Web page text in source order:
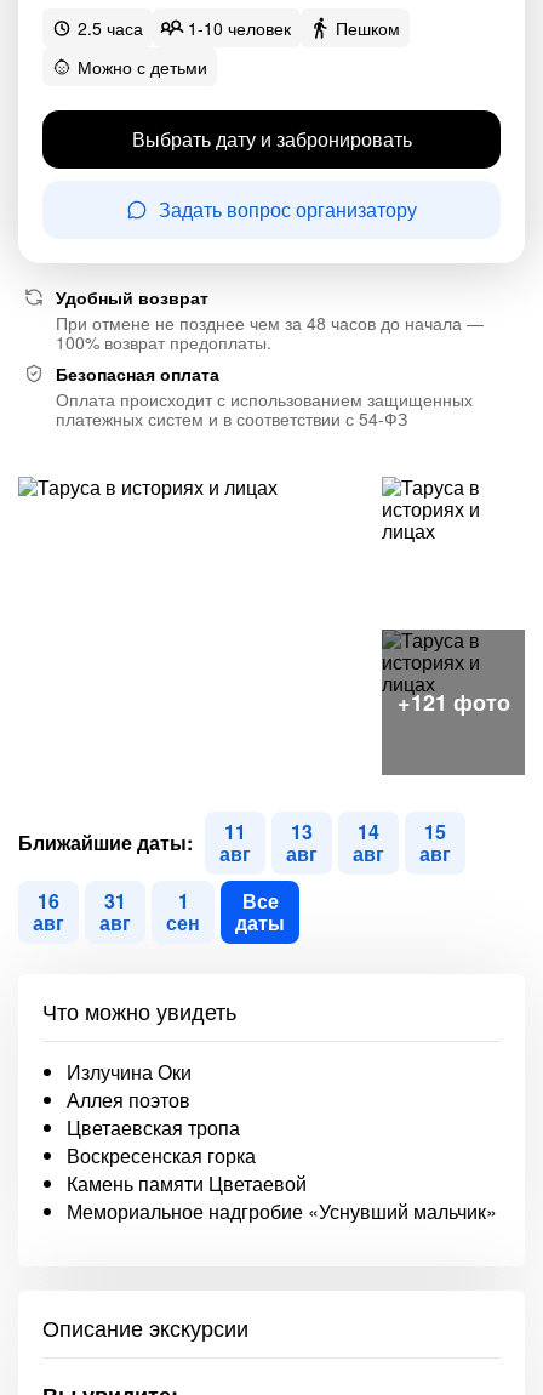
2.5 часа 1-10 человек
Пешком
Можно с детьми
Выбрать дату и забронировать
Задать вопрос организатору
Удобный возврат
При отмене не позднее чем за 48 часов до начала —
100% возврат предоплаты.
Безопасная оплата
Оплата происходит с использованием защищенных
платежных систем и в соответствии с 54-ФЗ
Ближайшие даты: 11
авг
13
авг
14
авг
15
авг
16
авг
31
авг
1
сен
Все
даты
Что можно увидеть
Излучина Оки
Аллея поэтов
Цветаевская тропа
Воскресенская горка
Камень памяти Цветаевой
Мемориальное надгробие «Уснувший мальчик»
Описание экскурсии